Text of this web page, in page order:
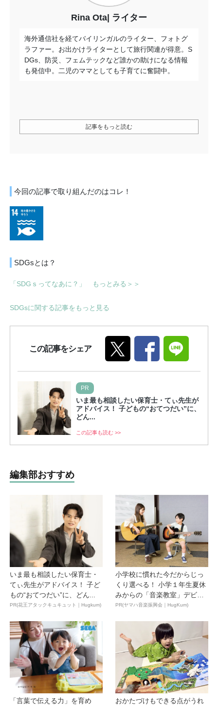
Rina Ota ライター
海外通信社を経てバイリンガルのライター、フォトグ
ラファー。お出かけライターとして旅行関連が得意。S
DGs、防災、フェムテックなど誰かの助けになる情報
も発信中。二児のママとしても子育てに奮闘中。
記事をもっと読む
今回の記事で取り組んだのはコレ！
SDGsとは？
「SDGｓってなあに？」 もっとみる＞＞
SDGsに関する記事をもっと見る
この記事をシェア
PR
いま最も相談したい保育士・てぃ先生が
アドバイス！ 子どもの“おてつだい”に、
どん...
この記事も読む >>
編集部おすすめ
いま最も相談したい保育士・
てぃ先生がアドバイス！ 子ど
もの“おてつだい”に、どん...
PR(花王アタックキュキュット｜Hugkum)
小学校に慣れた今だからじっ
くり選べる！ 小学１年生夏休
みからの「音楽教室」デビ
ュ...
PR(ヤマハ音楽振興会｜HugKum)
「言葉で伝える力」を育め
おかたづけもできる点がうれ